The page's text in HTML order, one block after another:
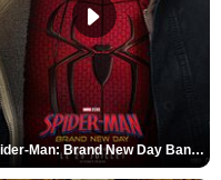
Spider-Man: Brand New Day Bande-annonce VO STFR